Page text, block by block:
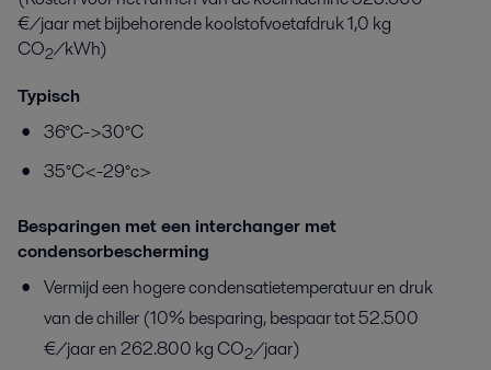
€/jaar met bijbehorende koolstofvoetafdruk 1,0 kg
CO2/kWh)
Typisch
36°C->30°C
35°C<-29°c>
Besparingen met een interchanger met
condensorbescherming
Vermijd een hogere condensatietemperatuur en druk
van de chiller (10% besparing, bespaar tot 52.500
€/jaar en 262.800 kg CO2/jaar)